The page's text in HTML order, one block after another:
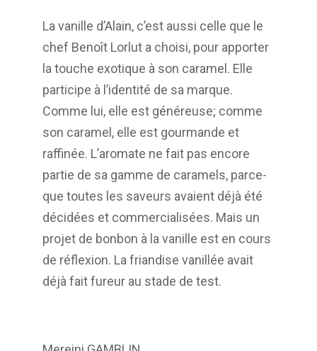
La vanille d’Alain, c’est aussi celle que le
chef Benoît Lorlut a choisi, pour apporter
la touche exotique à son caramel. Elle
participe à l’identité de sa marque.
Comme lui, elle est généreuse; comme
son caramel, elle est gourmande et
raffinée. L’aromate ne fait pas encore
partie de sa gamme de caramels, parce-
que toutes les saveurs avaient déjà été
décidées et commercialisées. Mais un
projet de bonbon à la vanille est en cours
de réflexion. La friandise vanillée avait
déjà fait fureur au stade de test.